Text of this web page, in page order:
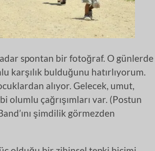
spontan bir fotoğraf. O günlerde
karşılık bulduğunu hatırlıyorum.
alıyor. Gelecek, umut,
olumlu çağrışımları var. (Postun
şimdilik görmezden